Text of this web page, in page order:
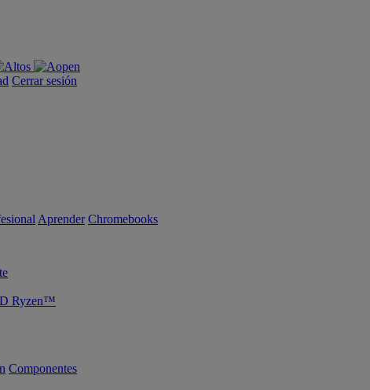
Cerrar sesión
Aprender Chromebooks
Ryzen™
Componentes